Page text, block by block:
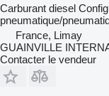
Carburant diesel
pneumatique/
France, Limay
GUAINVILLE
Contacter le vendeur